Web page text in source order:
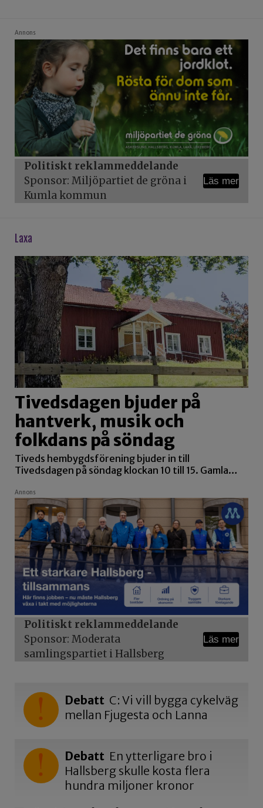
Annons
Politiskt reklammeddelande
Sponsor: Miljöpartiet de gröna i
Kumla kommun
Läs mer
laxa
Tivedsdagen bjuder på
hantverk, musik och
folkdans på söndag
Tiveds hembygdsförening bjuder in till
Tivedsdagen på söndag klockan 10 till 15. Gamla…
Annons
Politiskt reklammeddelande
Sponsor: Moderata
samlingspartiet i Hallsberg
Läs mer
Debatt C: Vi vill bygga cykelväg
mellan Fjugesta och Lanna
Debatt En ytterligare bro i
Hallsberg skulle kosta flera
hundra miljoner kronor